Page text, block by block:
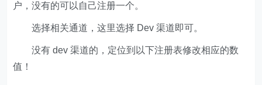
户，没有的可以自己注册一个。
选择相关通道，这里选择 Dev 渠道即可。
没有 dev 渠道的，定位到以下注册表修改相应的数
值！